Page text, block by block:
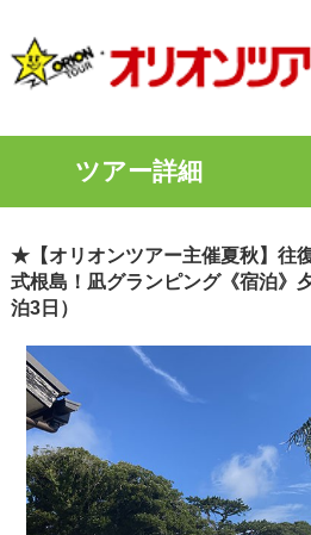
ツアー詳細
★【オリオンツアー主催夏秋】往
式根島！凪グランピング《宿泊》
泊3日）